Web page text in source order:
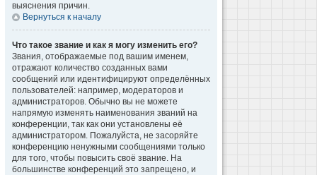
выяснения причин.
Вернуться к началу
Что такое звание и как я могу изменить его?
Звания, отображаемые под вашим именем,
отражают количество созданных вами
сообщений или идентифицируют определённых
пользователей: например, модераторов и
администраторов. Обычно вы не можете
напрямую изменять наименования званий на
конференции, так как они установлены её
администратором. Пожалуйста, не засоряйте
конференцию ненужными сообщениями только
для того, чтобы повысить своё звание. На
большинстве конференций это запрещено, и